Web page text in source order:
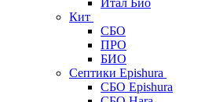
Итал Био
Кит
СБО
ПРО
БИО
Септики Epishura
СБО Epishura